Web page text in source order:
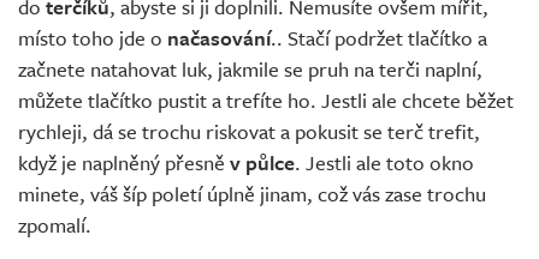
do terčíků, abyste si ji doplnili. Nemusíte ovšem mířit,
místo toho jde o načasování.. Stačí podržet tlačítko a
začnete natahovat luk, jakmile se pruh na terči naplní,
můžete tlačítko pustit a trefíte ho. Jestli ale chcete běžet
rychleji, dá se trochu riskovat a pokusit se terč trefit,
když je naplněný přesně v půlce. Jestli ale toto okno
minete, váš šíp poletí úplně jinam, což vás zase trochu
zpomalí.